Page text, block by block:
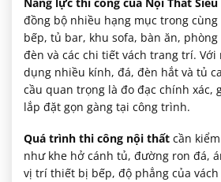
đồng bộ nhiều hạng mục trong
bếp, tủ bar, khu sofa, bàn ăn,
đèn và các chi tiết vách trang trí.
dụng nhiều kính, đá, đèn hắt và tủ
cầu quan trọng là đo đạc chính xác,
lắp đặt gọn gàng tại công trình.
Quá trình thi công nội thất cần
như khe hở cánh tủ, đường ron đá,
vị trí thiết bị bếp, độ phẳng của